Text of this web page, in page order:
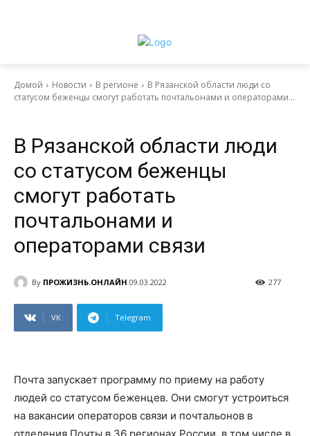
Домой Новости В регионе
В Рязанской области люди со
статусом беженцы смогут работать почтальонами и операторами...
В Рязанской области люди
со статусом беженцы
смогут работать
почтальонами и
операторами связи
By ПРОЖИЗНЬ.ОНЛАЙН 09.03.2022 277
VK Telegram
Почта запускает программу по приему на работу
людей со статусом беженцев. Они смогут устроиться
на вакансии операторов связи и почтальонов в